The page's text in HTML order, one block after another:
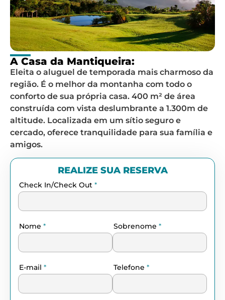
A Casa da Mantiqueira:
Eleita o aluguel de temporada mais charmoso da
região. É o melhor da montanha com todo o
conforto de sua própria casa. 400 m² de área
construída com vista deslumbrante a 1.300m de
altitude. Localizada em um sítio seguro e
cercado, oferece tranquilidade para sua família e
amigos.
REALIZE SUA RESERVA
Check In/Check Out *
Nome * Sobrenome *
E-mail * Telefone *